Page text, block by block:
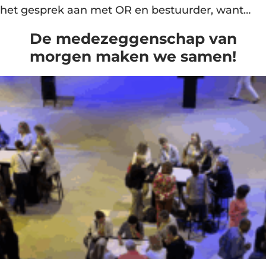
het gesprek aan met OR en bestuurder, want…
De medezeggenschap van
morgen maken we samen!